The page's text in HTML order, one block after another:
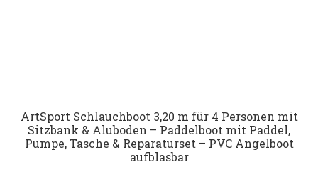
ArtSport Schlauchboot 3,20 m für 4 Personen mit
Sitzbank & Aluboden – Paddelboot mit Paddel,
Pumpe, Tasche & Reparaturset – PVC Angelboot
aufblasbar